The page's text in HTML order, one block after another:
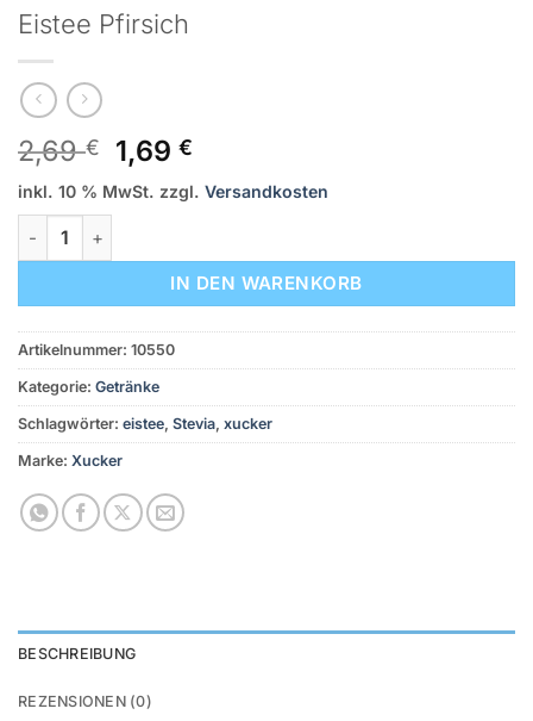
Eistee Pfirsich
2,69€ Ursprünglicher
Preis
war:
1,69€
Preis
ist:
inkl. 10 % MwSt. zzgl. Versandkosten
Eistee Pfirsich Menge
IN DEN WARENKORB
Artikelnummer: 10550
Kategorie: Getränke
Schlagwörter: eistee Stevia xucker
Marke: Xucker
BESCHREIBUNG
REZENSIONEN (0)